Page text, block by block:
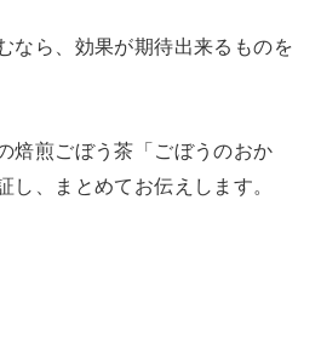
なら、効果が期待出来るものを
焙煎ごぼう茶「ごぼうのおか
し、まとめてお伝えします。